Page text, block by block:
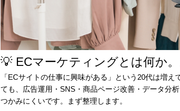
💡 ECマーケティングとは何か
「ECサイトの仕事に興味がある」という20代は増
ても、広告運用・SNS・商品ページ改善・データ分
つかみにくいです。まず整理します。